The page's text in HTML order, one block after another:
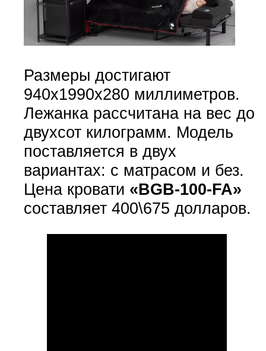
Размеры достигают
940х1990х280 миллиметров.
Лежанка рассчитана на вес до
двухсот килограмм. Модель
поставляется в двух
вариантах: с матрасом и без.
Цена кровати «BGB-100-FA»
составляет 400\675 долларов.